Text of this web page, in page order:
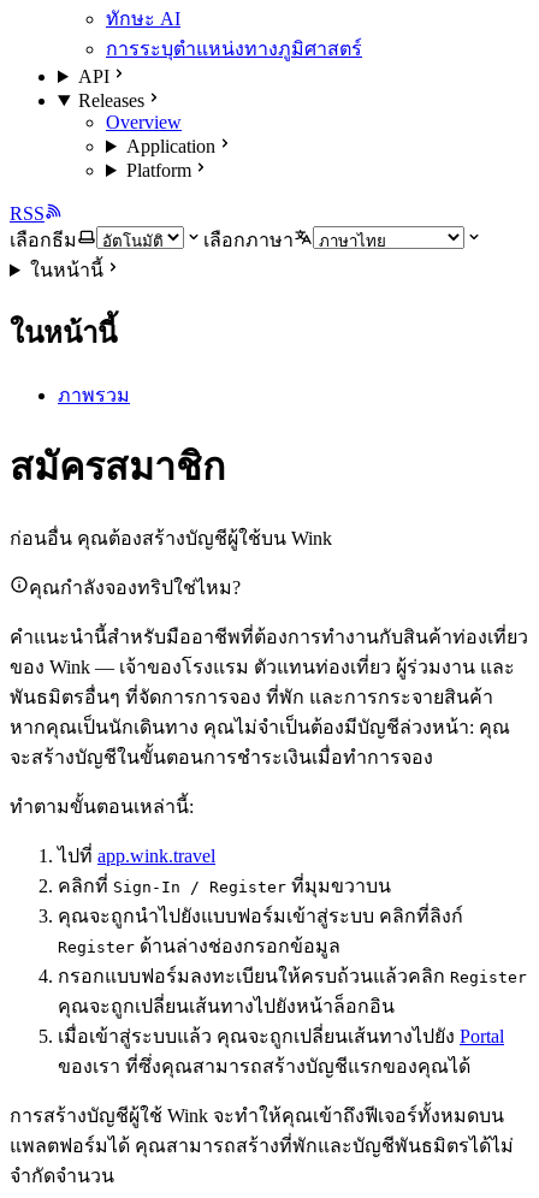
ทักษะ AI
การระบุตำแหน่งทางภูมิศาสตร์
API
Releases
Overview
Application
Platform
RSS
เลือกธีม
เลือกภาษา
ในหน้านี้
ในหน้านี้
ภาพรวม
สมัครสมาชิก
ก่อนอื่น คุณต้องสร้างบัญชีผู้ใช้บน Wink
คุณกำลังจองทริปใช่ไหม?
คำแนะนำนี้สำหรับมืออาชีพที่ต้องการทำงานกับสินค้าท่องเที่ยว
ของ Wink — เจ้าของโรงแรม ตัวแทนท่องเที่ยว ผู้ร่วมงาน และ
พันธมิตรอื่นๆ ที่จัดการการจอง ที่พัก และการกระจายสินค้า
หากคุณเป็นนักเดินทาง คุณไม่จำเป็นต้องมีบัญชีล่วงหน้า: คุณ
จะสร้างบัญชีในขั้นตอนการชำระเงินเมื่อทำการจอง
ทำตามขั้นตอนเหล่านี้:
ไปที่ app.wink.travel
คลิกที่ Sign-In / Register ที่มุมขวาบน
คุณจะถูกนำไปยังแบบฟอร์มเข้าสู่ระบบ คลิกที่ลิงก์
Register ด้านล่างช่องกรอกข้อมูล
กรอกแบบฟอร์มลงทะเบียนให้ครบถ้วนแล้วคลิก Register
คุณจะถูกเปลี่ยนเส้นทางไปยังหน้าล็อกอิน
เมื่อเข้าสู่ระบบแล้ว คุณจะถูกเปลี่ยนเส้นทางไปยัง Portal
ของเรา ที่ซึ่งคุณสามารถสร้างบัญชีแรกของคุณได้
การสร้างบัญชีผู้ใช้ Wink จะทำให้คุณเข้าถึงฟีเจอร์ทั้งหมดบน
แพลตฟอร์มได้ คุณสามารถสร้างที่พักและบัญชีพันธมิตรได้ไม่
จำกัดจำนวน